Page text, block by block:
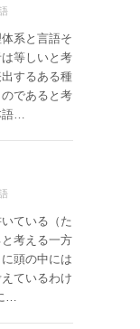
系と言語そ
等しいと考
するある種
であると考
…
ている（た
考える一方
頭の中には
ているわけ
…